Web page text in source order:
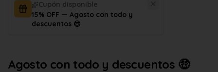
Cupón disponible
15% OFF — Agosto con todo y
descuentos 😎
Agosto con todo y descuentos 🤑